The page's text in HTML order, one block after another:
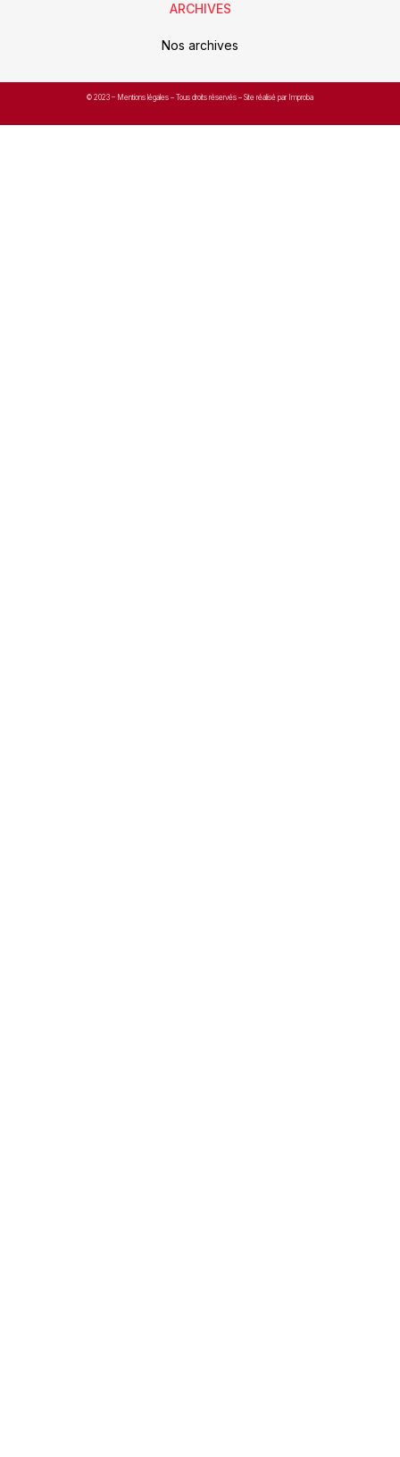
ARCHIVES
Nos archives
© 2023 – Mentions légales – Tous droits réservés – Site réalisé par Improba